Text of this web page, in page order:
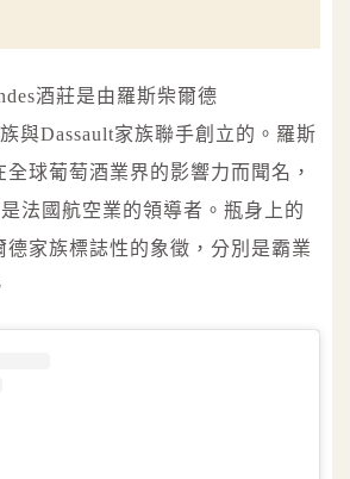
酒莊是由羅斯柴爾德
與Dassault家族聯手創立的。羅斯
球葡萄酒業界的影響力而聞名，
法國航空業的領導者。瓶身上的
德家族標誌性的象徵，分別是霸業